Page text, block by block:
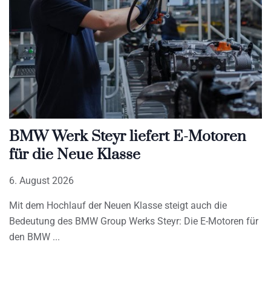
BMW Werk Steyr liefert E-Motoren
für die Neue Klasse
6. August 2026
Mit dem Hochlauf der Neuen Klasse steigt auch die
Bedeutung des BMW Group Werks Steyr: Die E-Motoren für
den BMW